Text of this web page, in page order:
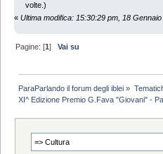
volte.)
« Ultima modifica: 15:30:29 pm, 18
Pagine: [1]Vai su
ParaParlando il forum degli iblei »
XI^ Edizione Premio G.Fava "Giovani" -